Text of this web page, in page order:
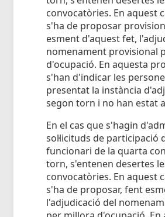
convocatòries. En aquest
s'ha de proposar
esment d'aquest fet,
nomenament provisional
d'ocupació. En aquesta
s'han d'indicar les
presentat la instància
segon torn i no han estat
En el cas que s'hagin
sol·licituds de participació
funcionari de la quarta
torn, s'entenen desertes
convocatòries. En aquest
s'ha de proposar, fent
l'adjudicació del